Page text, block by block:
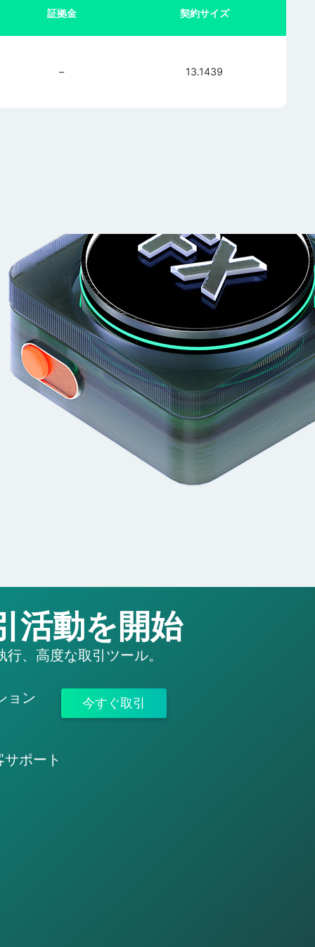
証拠金 契約サイズ
– 13.1439
活動を開始
、高度な取引ツール。
ョン
ポート
今すぐ取引